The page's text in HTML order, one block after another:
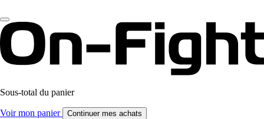
Sous-total du panier
Voir mon panier Continuer mes achats